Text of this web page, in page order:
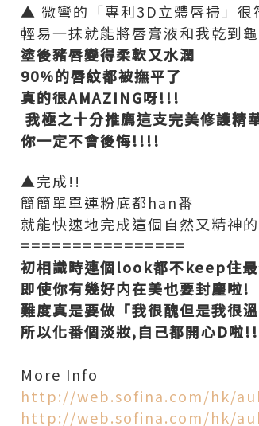
▲ 微彎的「專利3D立體唇掃」很
輕易一抹就能將唇膏液和我乾到
塗後豬唇變得柔軟又水潤
90%的唇紋都被撫平了
真的很AMAZING呀!!!
我極之十分推廌這支完美修護精
你一定不會後悔!!!!
▲完成!!
簡簡單單連粉底都han番
就能快速地完成這個自然又精神
================
初相識時連個look都不keep住最
即使你有幾好内在美也要封麈啦!
難度真是要做「我很醜但是我很
所以化番個淡妝,自己都開心D啦
More Info
http://web.sofina.com/hk/
http://web.sofina.com/hk/